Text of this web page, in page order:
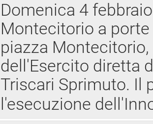
Domenica 4
Montecitorio a
piazza
dell'Esercito diretta
Triscari Sprimuto. Il
l'esecuzione